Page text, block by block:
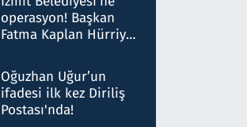
trafiği tespit edildi
operasyon! Başkan
Fatma Kaplan Hürriyet
Oğuzhan Uğur’un
ifadesi ilk kez Diriliş
Postası'nda!